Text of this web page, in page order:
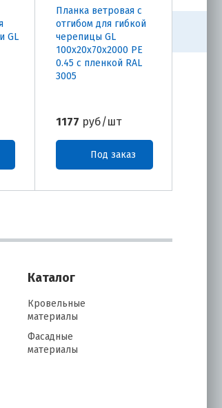
GL
Планка ветровая с
отгибом для гибкой
черепицы GL
100х20х70х2000 PE
0.45 с пленкой RAL
3005
1177 руб/шт
Под заказ
Каталог
Кровельные
материалы
Фасадные
материалы